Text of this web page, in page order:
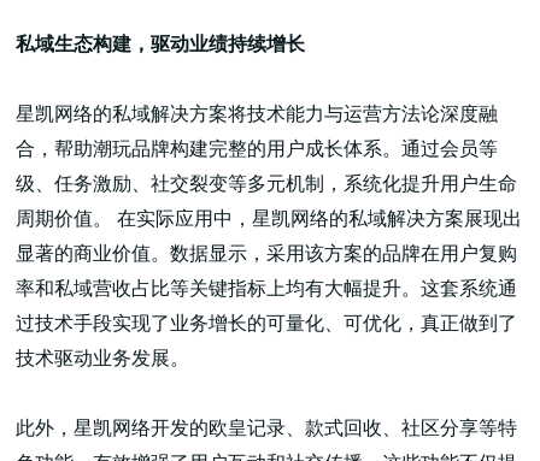
私域生态构建，驱动业绩持续增长
星凯网络的私域解决方案将技术能力与运营方法论深度融
合，帮助潮玩品牌构建完整的用户成长体系。通过会员等
级、任务激励、社交裂变等多元机制，系统化提升用户生命
周期价值。 在实际应用中，星凯网络的私域解决方案展现出
显著的商业价值。数据显示，采用该方案的品牌在用户复购
率和私域营收占比等关键指标上均有大幅提升。这套系统通
过技术手段实现了业务增长的可量化、可优化，真正做到了
技术驱动业务发展。
此外，星凯网络开发的欧皇记录、款式回收、社区分享等特